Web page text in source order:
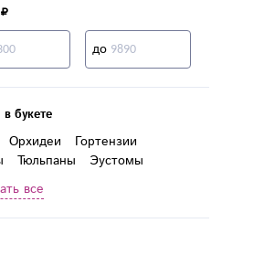
до
букете
Орхидеи
Гортензии
Тюльпаны
Эустомы
хризантемы
Гиперикум
все